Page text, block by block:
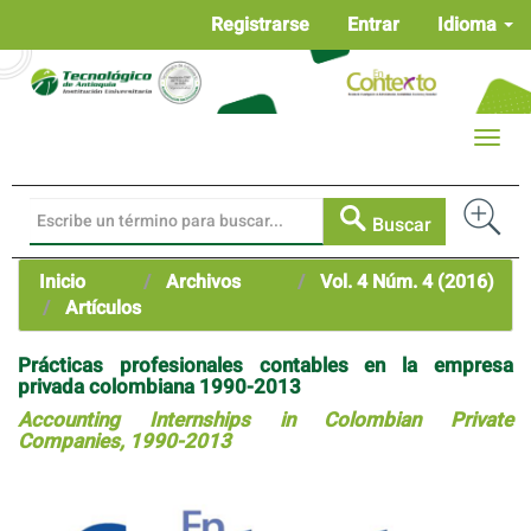
Contenido
principal
Idioma
Registrarse Entrar
Buscar
Toggle
Inicio Archivos
Vol. 4 Núm. 4 (2016)
Artículos
Prácticas profesionales contables en la empresa
privada colombiana 1990-2013
Accounting Internships in Colombian Private
Companies, 1990-2013